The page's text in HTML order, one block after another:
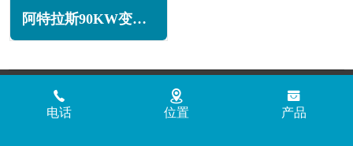
阿特拉斯90KW变频空压机GA90 VSD系列
电话 位置 产品
有限公司版权所有
粤ICP备2021072975号
粤公网安备